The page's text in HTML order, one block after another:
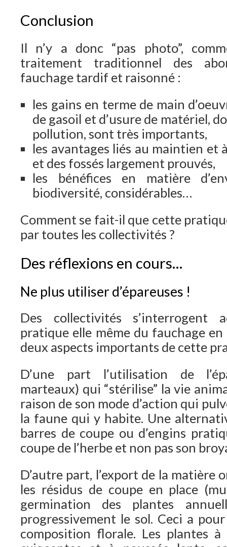
Conclusion
Il n’y a donc “pas photo”,
traitement traditionnel des
fauchage tardif et raisonné :
les gains en terme de main
de gasoil et d’usure de matériel,
pollution, sont très importants,
les avantages liés au maintien et
et des fossés largement prouvés,
les bénéfices en matière
biodiversité, considérables…
Comment se fait-il que cette
par toutes les collectivités ?
Des réflexions en cours…
Ne plus utiliser d’épareuses !
Des collectivités s’interrogent
pratique elle même du fauchage
deux aspects importants de cette
D’une part l’utilisation de
marteaux) qui “stérilise” la vie
raison de son mode d’action qui
la faune qui y habite. Une
barres de coupe ou d’engins
coupe de l’herbe et non pas son
D’autre part, l’export de la matière
les résidus de coupe en place
germination des plantes
progressivement le sol. Ceci a
composition florale. Les plantes